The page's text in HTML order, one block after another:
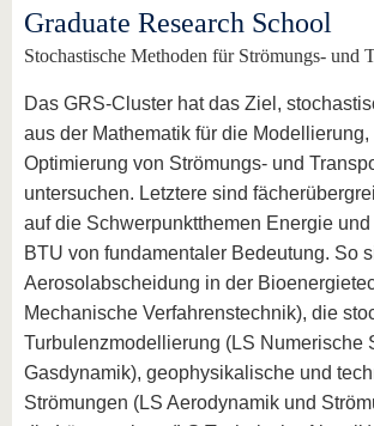
Partnerschaften
Wissenschaftlicher
NachwuchsNach
dem
BTU ins
Für
Studierende
Kontakt
Graduate Research School
Stochastische Methoden für Strömungs- und
Das GRS-Cluster hat das Ziel,
aus der Mathematik für die
Optimierung von Strömungs- und
untersuchen. Letztere sind
auf die Schwerpunktthemen Energie
BTU von fundamentaler Bedeutung. So
Aerosolabscheidung in der
Mechanische Verfahrenstechnik), die
Turbulenzmodellierung (LS Numerische
Gasdynamik), geophysikalische und
Strömungen (LS Aerodynamik und